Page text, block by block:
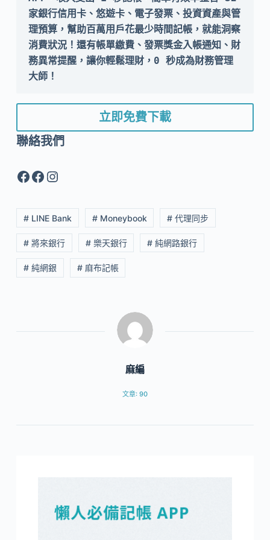
家銀行信用卡、悠遊卡、電子發票、投資資產與管
理預算，幫助百萬用戶花最少時間記帳，就能洞察
消費狀況！還有帳單繳費、發票獎金入帳通知、財
務異常提醒，讓你輕鬆理財，0 秒成為財務管理
大師！
立即免費下載
聯絡我們
Facebook
Facebook
Instagram
# LINE Bank # Moneybook # 代理同步
# 將來銀行 # 樂天銀行 # 純網路銀行
# 純網銀 # 麻布記帳
麻編
文章: 90